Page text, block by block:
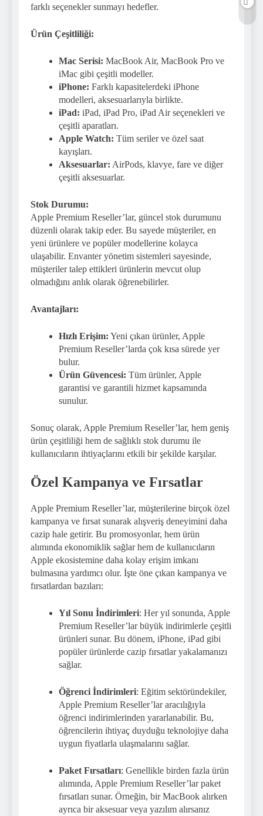
farklı seçenekler sunmayı hedefler.
Ürün Çeşitliliği:
Mac Serisi: MacBook Air, MacBook Pro ve
iMac gibi çeşitli modeller.
iPhone: Farklı kapasitelerdeki iPhone
modelleri, aksesuarlarıyla birlikte.
iPad: iPad, iPad Pro, iPad Air seçenekleri ve
çeşitli aparatları.
Apple Watch: Tüm seriler ve özel saat
kayışları.
Aksesuarlar: AirPods, klavye, fare ve diğer
çeşitli aksesuarlar.
Stok Durumu:
Apple Premium Reseller’lar, güncel stok durumunu
düzenli olarak takip eder. Bu sayede müşteriler, en
yeni ürünlere ve popüler modellerine kolayca
ulaşabilir. Envanter yönetim sistemleri sayesinde,
müşteriler talep ettikleri ürünlerin mevcut olup
olmadığını anlık olarak öğrenebilirler.
Avantajları:
Hızlı Erişim: Yeni çıkan ürünler, Apple
Premium Reseller’larda çok kısa sürede yer
bulur.
Ürün Güvencesi: Tüm ürünler, Apple
garantisi ve garantili hizmet kapsamında
sunulur.
Sonuç olarak, Apple Premium Reseller’lar, hem geniş
ürün çeşitliliği hem de sağlıklı stok durumu ile
kullanıcıların ihtiyaçlarını etkili bir şekilde karşılar.
Özel Kampanya ve Fırsatlar
Apple Premium Reseller’lar, müşterilerine birçok özel
kampanya ve fırsat sunarak alışveriş deneyimini daha
cazip hale getirir. Bu promosyonlar, hem ürün
alımında ekonomiklik sağlar hem de kullanıcıların
Apple ekosistemine daha kolay erişim imkanı
bulmasına yardımcı olur. İşte öne çıkan kampanya ve
fırsatlardan bazıları:
Yıl Sonu İndirimleri: Her yıl sonunda, Apple
Premium Reseller’lar büyük indirimlerle çeşitli
ürünleri sunar. Bu dönem, iPhone, iPad gibi
popüler ürünlerde cazip fırsatlar yakalamanızı
sağlar.
Öğrenci İndirimleri: Eğitim sektöründekiler,
Apple Premium Reseller’lar aracılığıyla
öğrenci indirimlerinden yararlanabilir. Bu,
öğrencilerin ihtiyaç duyduğu teknolojiye daha
uygun fiyatlarla ulaşmalarını sağlar.
Paket Fırsatları: Genellikle birden fazla ürün
alımında, Apple Premium Reseller’lar paket
fırsatları sunar. Örneğin, bir MacBook alırken
ayrıca bir aksesuar veya yazılım alırsanız